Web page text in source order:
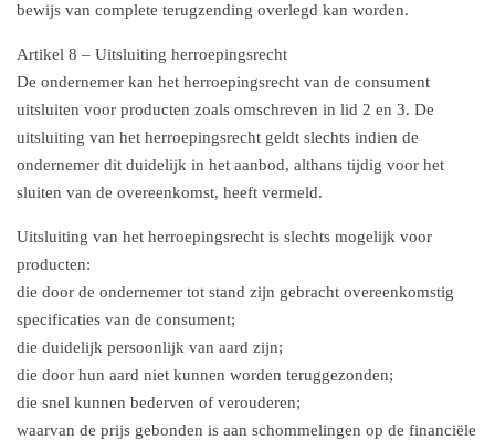
bewijs van complete terugzending overlegd kan worden.
Artikel 8 – Uitsluiting herroepingsrecht
De ondernemer kan het herroepingsrecht van de consument
uitsluiten voor producten zoals omschreven in lid 2 en 3. De
uitsluiting van het herroepingsrecht geldt slechts indien de
ondernemer dit duidelijk in het aanbod, althans tijdig voor het
sluiten van de overeenkomst, heeft vermeld.
Uitsluiting van het herroepingsrecht is slechts mogelijk voor
producten:
die door de ondernemer tot stand zijn gebracht overeenkomstig
specificaties van de consument;
die duidelijk persoonlijk van aard zijn;
die door hun aard niet kunnen worden teruggezonden;
die snel kunnen bederven of verouderen;
waarvan de prijs gebonden is aan schommelingen op de financiële